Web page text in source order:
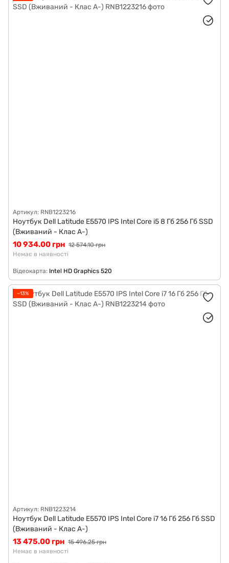
Артикул: RNB1223216
Ноутбук Dell Latitude E5570 IPS Intel Core i5 8 Гб 256 Гб SSD
(Вживаний - Клас A-)
10 934.00 грн 12 574.10 грн
Немає в наявності
Відеокарта Intel HD Graphics 520
−13%
Артикул: RNB1223214
Ноутбук Dell Latitude E5570 IPS Intel Core i7 16 Гб 256 Гб SSD
(Вживаний - Клас A-)
13 475.00 грн 15 496.25 грн
Немає в наявності